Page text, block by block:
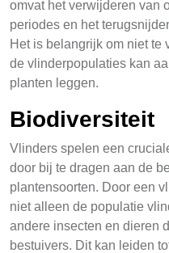
omvat het verwijderen van
periodes en het
Het is belangrijk om niet te
de vlinderpopulaties kan
planten leggen.
Biodiversiteit
Vlinders spelen een
door bij te dragen aan de
plantensoorten. Door een
niet alleen de populatie
andere insecten en dieren
bestuivers. Dit kan leiden